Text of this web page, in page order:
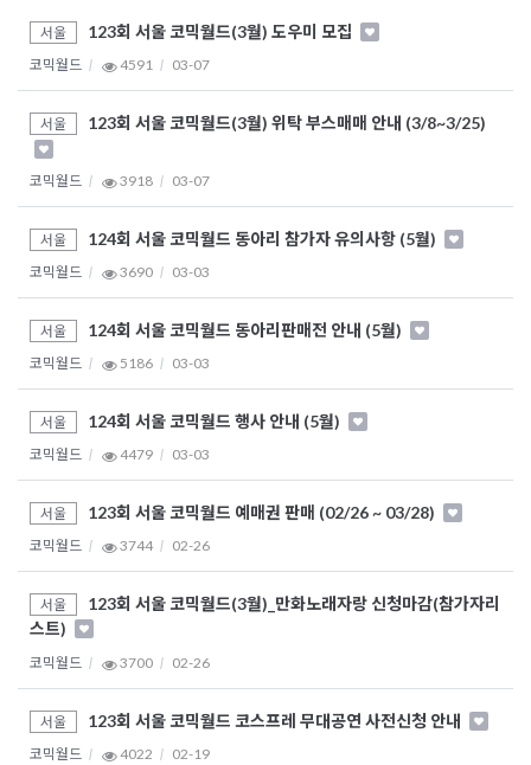
서울 123회 서울 코믹월드(3월) 도우미 모집
코믹월드 4591 03-07
서울 123회 서울 코믹월드(3월) 위탁 부스매매 안내 (3/8~3/25)
코믹월드 3918 03-07
서울 124회 서울 코믹월드 동아리 참가자 유의사항 (5월)
코믹월드 3690 03-03
서울 124회 서울 코믹월드 동아리판매전 안내 (5월)
코믹월드 5186 03-03
서울 124회 서울 코믹월드 행사 안내 (5월)
코믹월드 4479 03-03
서울 123회 서울 코믹월드 예매권 판매 (02/26 ~ 03/28)
코믹월드 3744 02-26
서울
123회 서울 코믹월드(3월)_만화노래자랑 신청마감(참가자리
스트)
코믹월드 3700 02-26
서울 123회 서울 코믹월드 코스프레 무대공연 사전신청 안내
코믹월드 4022 02-19